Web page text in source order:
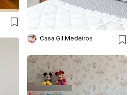
Casa Gil Medeiros